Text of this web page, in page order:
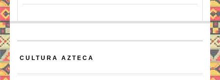
CULTURA AZTECA